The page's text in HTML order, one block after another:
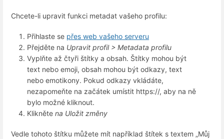
Chcete-li upravit funkci metadat vašeho profilu:
Přihlaste se přes web vašeho serveru
Přejděte na Upravit profil > Metadata profilu
Vyplňte až čtyři štítky a obsah. Štítky mohou být
text nebo emoji, obsah mohou být odkazy, text
nebo emotikony. Pokud odkazy vkládáte,
nezapomeňte na začátek umístit https://, aby na ně
bylo možné kliknout.
Klikněte na Uložit změny
Vedle tohoto štítku můžete mít například štítek s textem „Můj